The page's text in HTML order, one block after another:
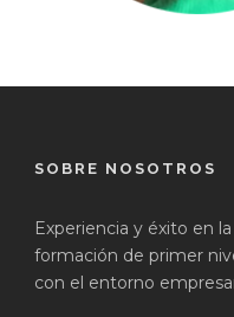
SOBRE NOSOTROS
Experiencia y éxito en
formación de primer
con el entorno